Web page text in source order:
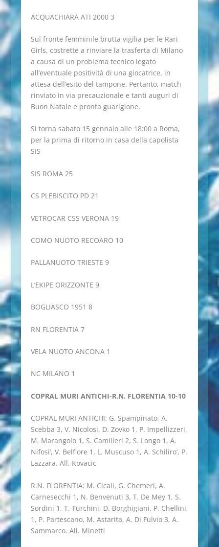
ACQUACHIARA ATI 2000 3
Sul fronte femminile brutta vigilia per le Rari
Girls, costrette a rinviare la trasferta di Milano
a causa di un problema tecnico legato
all’eventuale positività di una giocatrice, in
attesa dell’esito del tampone. Pertanto, match
rinviato in via precauzionale e tanti auguri di
Buon Natale e pronta guarigione.
Si torna sabato 15 gennaio alle 18:00 a Roma,
per la prima di ritorno in casa della capolista
SIS
SIS ROMA 25
CS PLEBISCITO PD 21
VETROCAR CSS VERONA 19
COMO NUOTO RECOARO 10
PALLANUOTO TRIESTE 9
L’EKIPE ORIZZONTE 9
BOGLIASCO 1951 8
RN FLORENTIA 7
VELA NUOTO ANCONA 1
NC MILANO 1
COPRAL MURI ANTICHI-R.N. FLORENTIA 10-10
COPRAL MURI ANTICHI: G. Spampinato, A.
Scebba 3, V. Nicolosi, D. Zovko 1, P. Impellizzeri,
M. Marangolo 1, S. Camilleri 2, S. Longo 1, A.
Nifosi’, V. Belfiore 1, L. Muscuso 1, A. Schiliro’, P.
Lazzara. All. Kovacic
R.N. FLORENTIA: M. Cicali, G. Chemeri, A.
Carnesecchi 1, N. Benvenuti 3, T. De Mey 1, S.
Sordini 1, T. Turchini, D. Borghigiani, P. Chellini
1, P. Partescano, M. Astarita, A. Di Fulvio 3, A.
Sammarco. All. Minetti